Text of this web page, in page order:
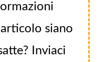
siano
Inviaci